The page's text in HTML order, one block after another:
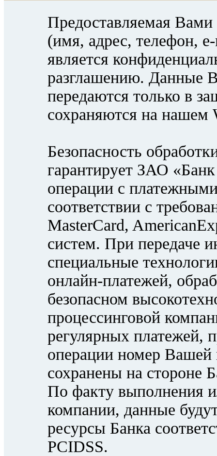
Предоставляемая
(имя, адрес, телефон,
является
разглашению. Данные
передаются только в
сохраняются на нашем
Безопасность
гарантирует ЗАО
операции с
соответствии с
MasterCard,
систем. При передаче
специальные
онлайн-платежей,
безопасном
процессинговой
регулярных платежей,
операции номер Вашей
сохранены на стороне
По факту выполнения
компании, данные
ресурсы Банка
PCIDSS.